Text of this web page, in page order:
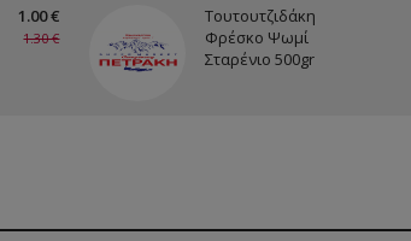
1.00 €
1.30 €
Τουτουτζιδάκη
Φρέσκο Ψωμί
Σταρένιο 500gr